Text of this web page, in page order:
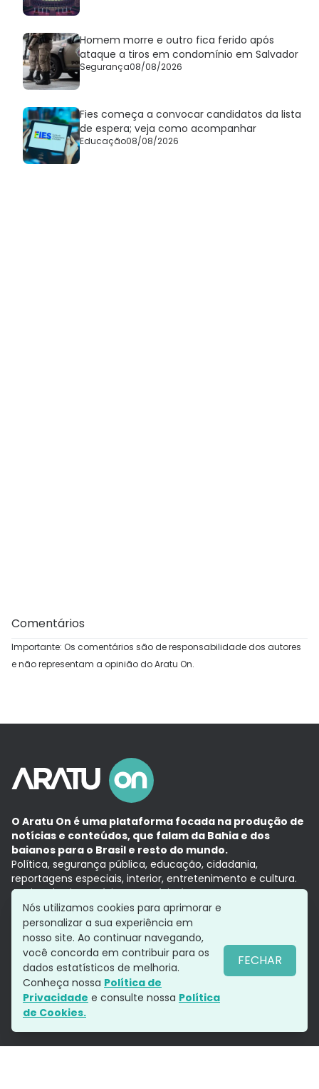
Homem morre e outro fica ferido após
ataque a tiros em condomínio em Salvador
Segurança08/08/2026
Fies começa a convocar candidatos da lista
de espera; veja como acompanhar
Educação08/08/2026
Comentários
Importante: Os comentários são de responsabilidade dos autores
e não representam a opinião do Aratu On.
O Aratu On é uma plataforma focada na produção de
notícias e conteúdos, que falam da Bahia e dos
baianos para o Brasil e resto do mundo.
Política, segurança pública, educação, cidadania,
reportagens especiais, interior, entretenimento e cultura.
Aqui, tudo vira notícia e a notícia é no tempo presente,
com a credibilidade do Grupo Aratu.
Grupo Aratu
Política de privacidade
Siga-nos
Nós utilizamos cookies para aprimorar e
personalizar a sua experiência em
nosso site. Ao continuar navegando,
você concorda em contribuir para os
dados estatísticos de melhoria.
Conheça nossa Política de
Privacidade e consulte nossa Política
de Cookies.
FECHAR